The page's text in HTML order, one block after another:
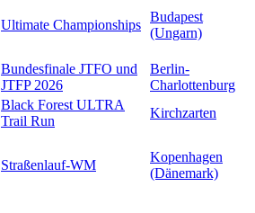
Ultimate Championships
Budapest
(Ungarn)
Bundesfinale JTFO und
JTFP 2026
Berlin-
Charlottenburg
Black Forest ULTRA
Trail Run
Kirchzarten
Straßenlauf-WM
Kopenhagen
(Dänemark)